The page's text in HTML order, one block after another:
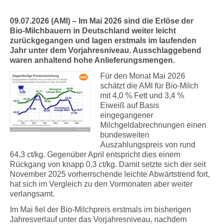
09.07.2026 (AMI) – Im Mai 2026 sind die Erlöse der
Bio-Milchbauern in Deutschland weiter leicht
zurückgegangen und lagen erstmals im laufenden
Jahr unter dem Vorjahresniveau. Ausschlaggebend
waren anhaltend hohe Anlieferungsmengen.
Für den Monat Mai 2026
schätzt die AMI für Bio-Milch
mit 4,0 % Fett und 3,4 %
Eiweiß auf Basis
eingegangener
Milchgeldabrechnungen einen
bundesweiten
Auszahlungspreis von rund
64,3 ct/kg. Gegenüber April entspricht dies einem
Rückgang von knapp 0,3 ct/kg. Damit setzte sich der seit
November 2025 vorherrschende leichte Abwärtstrend fort,
hat sich im Vergleich zu den Vormonaten aber weiter
verlangsamt.
Im Mai fiel der Bio-Milchpreis erstmals im bisherigen
Jahresverlauf unter das Vorjahresniveau, nachdem